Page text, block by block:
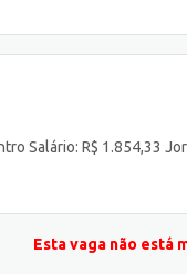
Salário: R$ 1.854,33
Esta vaga não está